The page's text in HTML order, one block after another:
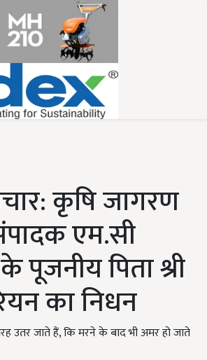
कृषि जागरण
एम.सी
पूजनीय पिता श्री
का निधन
उतर जाते हैं, कि मरने के बाद भी अमर हो जाते